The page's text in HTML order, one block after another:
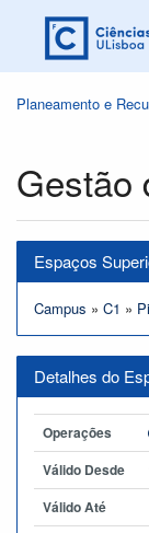
Planeamento e
Gestão
Espaços
Campus » C1 »
Detalhes do
Operações
Válido Desde
Válido Até